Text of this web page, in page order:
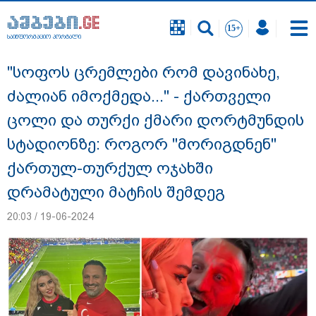
საინფორმაციო პორტალი
გიგა ავალიანის საქმეზე ნია იმნაძეს და
ანასტასია ბერუაშვილს ბრალდება
წარუდგინეს
საინფორმაციო პორტალი
"სოფოს ცრემლები რომ დავინახე,
ძალიან იმოქმედა..." - ქართველი
ცოლი და თურქი ქმარი დორტმუნდის
სტადიონზე: როგორ "მორიგდნენ"
ქართულ-თურქულ ოჯახში
დრამატული მატჩის შემდეგ
20:03 / 19-06-2024